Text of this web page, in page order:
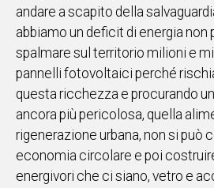
VIDEO
Vai
UNISCITI
AL CANALE
WHATSAPP
andare a scapito della
abbiamo un deficit di energia non
spalmare sul territorio milioni e
pannelli fotovoltaici perché
questa ricchezza e procurando
ancora più pericolosa, quella
rigenerazione urbana, non si può
economia circolare e poi
energivori che ci siano, vetro e